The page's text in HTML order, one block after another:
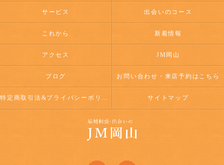
サービス 出会いのコース
これから 新着情報
アクセス JM岡山
ブログ お問い合わせ・来店予約はこちら
特定商取引法&プライバシーポリシー サイトマップ